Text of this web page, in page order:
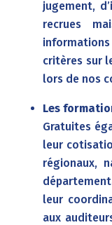
jugement,
recrues
critères sur
lors de nos
Les
Gratuites
leur
régionaux,
leur
aux